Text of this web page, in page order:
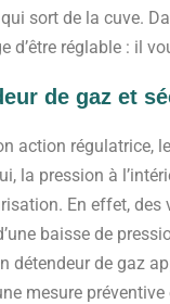
sort de la cuve.
d’être réglable : il
de gaz et
action régulatrice,
la pression à
En effet,
baisse de
détendeur de gaz
mesure préventive